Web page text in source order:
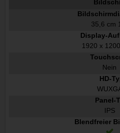
35,6 cm
Display-
1920 x
Nein
HD-
Panel-
IPS
Blendfreier